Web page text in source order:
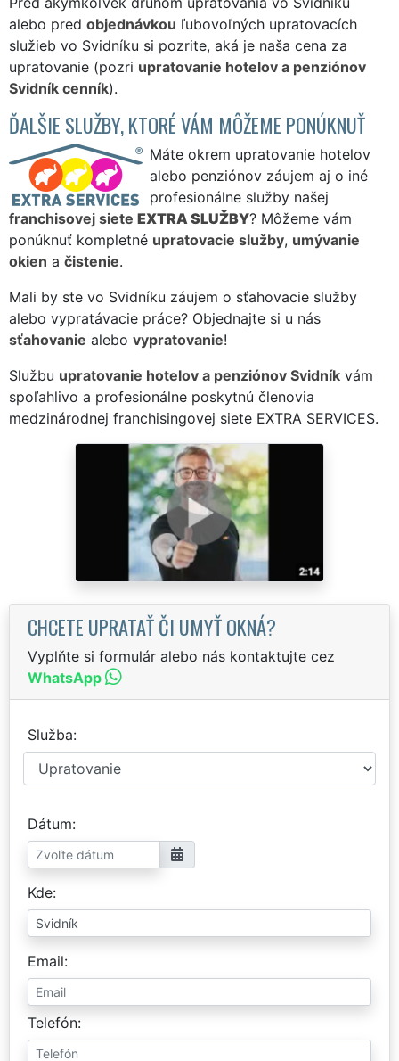
alebo pred objednávkou ľubovoľných upratovacích
služieb vo Svidníku si pozrite, aká je naša cena za
upratovanie (pozri upratovanie hotelov a penziónov
Svidník cenník).
ĎALŠIE SLUŽBY, KTORÉ VÁM MÔŽEME PONÚKNUŤ
Máte okrem upratovanie hotelov
alebo penziónov záujem aj o iné
profesionálne služby našej
franchisovej siete EXTRA SLUŽBY? Môžeme vám
ponúknuť kompletné upratovacie služby, umývanie
okien a čistenie.
Mali by ste vo Svidníku záujem o sťahovacie služby
alebo vypratávacie práce? Objednajte si u nás
sťahovanie alebo vypratovanie!
Službu upratovanie hotelov a penziónov Svidník vám
spoľahlivo a profesionálne poskytnú členovia
medzinárodnej franchisingovej siete EXTRA SERVICES.
CHCETE UPRATAŤ ČI UMYŤ OKNÁ?
Vyplňte si formulár alebo nás kontaktujte cez
WhatsApp
Služba
Dátum
Kde
Email
Telefón